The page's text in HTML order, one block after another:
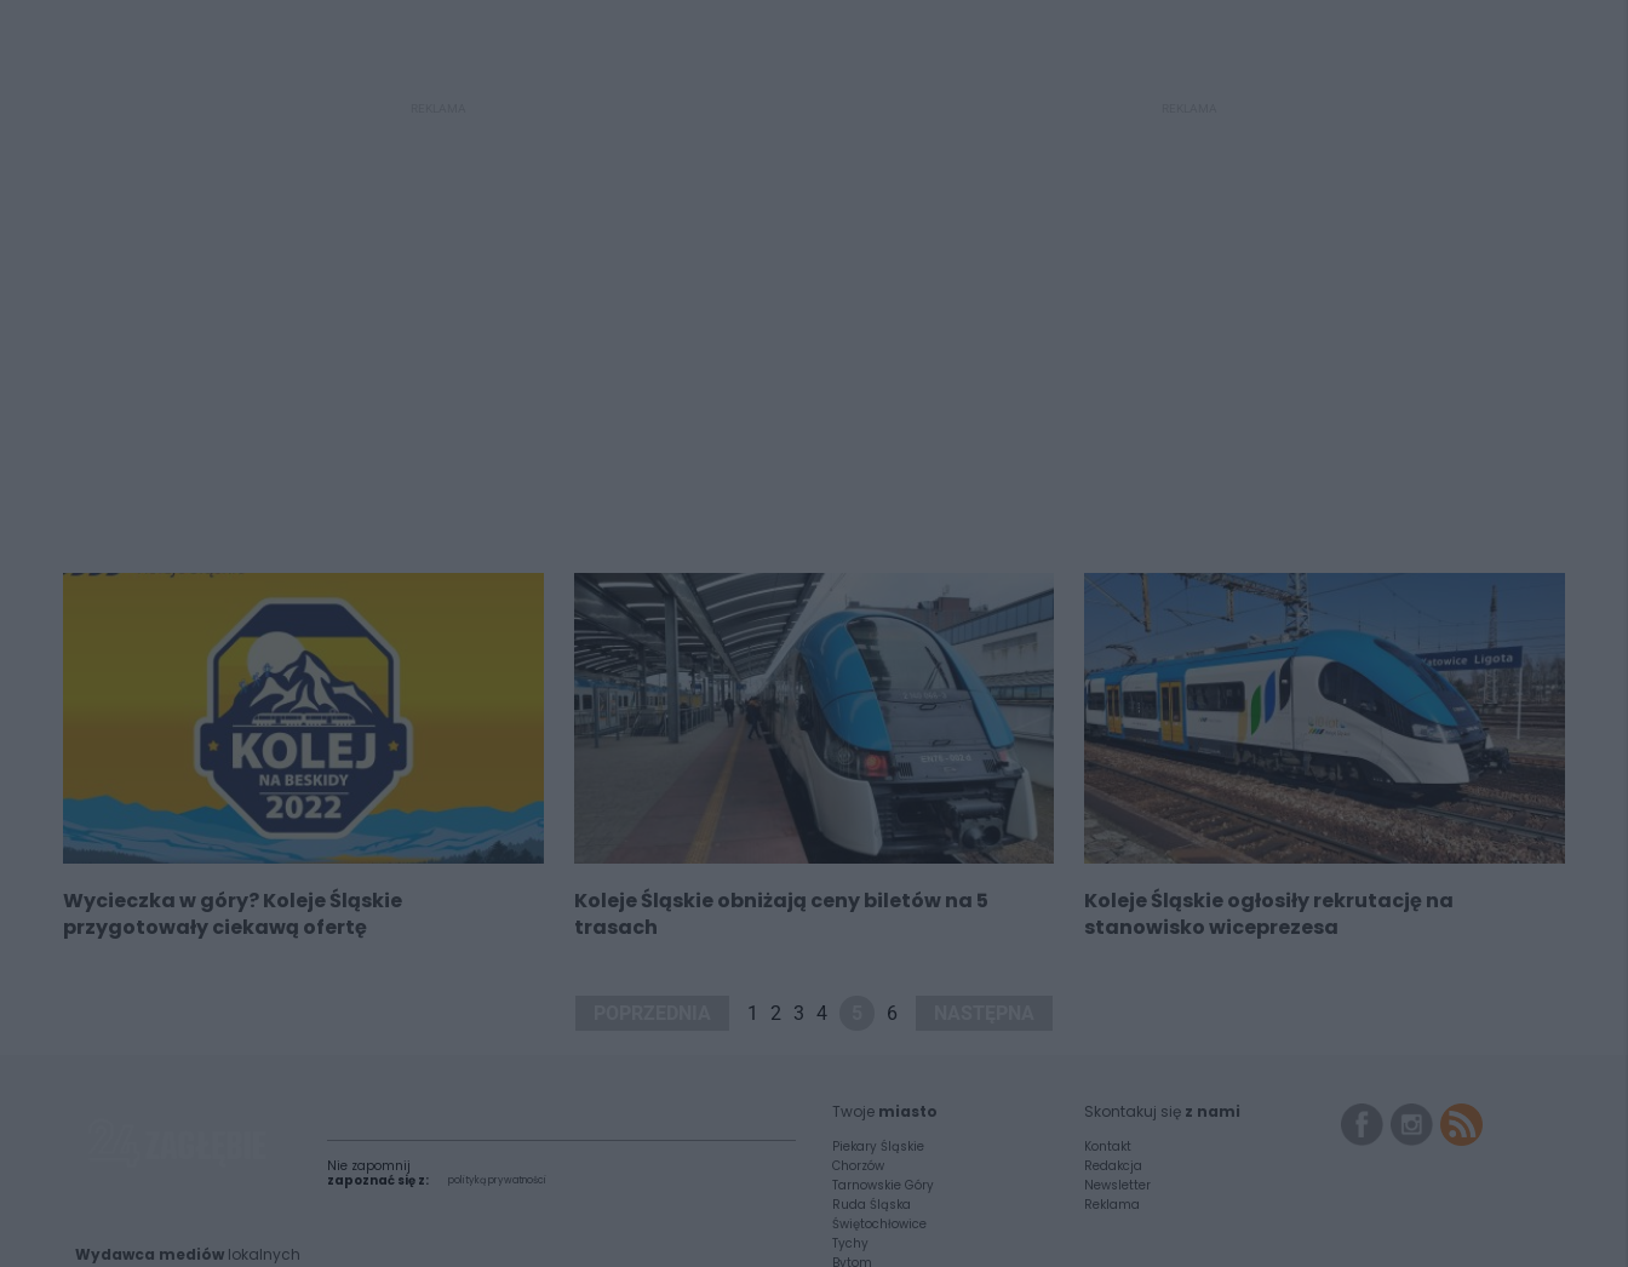
Wycieczka w góry? Koleje Śląskie
przygotowały ciekawą ofertę
Koleje Śląskie obniżają ceny biletów na 5
trasach
Koleje Śląskie ogłosiły rekrutację na
stanowisko wiceprezesa
1 2 3 4 6
Wydawca mediów lokalnych
Nie zapomnij
zapoznać się z:
polityką prywatności
Twoje miasto
Piekary Śląskie
Chorzów
Tarnowskie Góry
Ruda Śląska
Świętochłowice
Tychy
Bytom
Skontakuj się z nami
Kontakt
Redakcja
Newsletter
Reklama